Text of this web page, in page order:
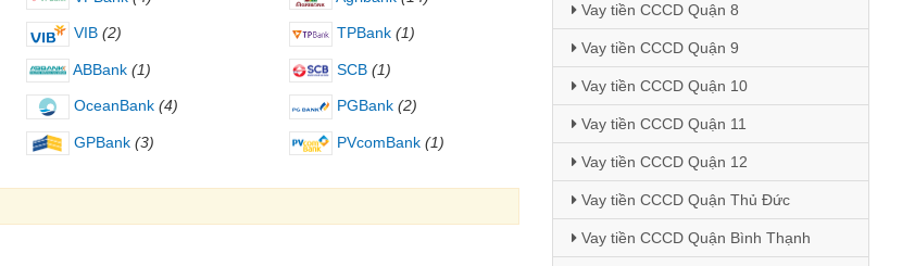
VIB (2) TPBank (1)
ABBank (1) SCB (1)
OceanBank (4) PGBank (2)
GPBank (3) PVcomBank (1)
Vay tiền CCCD Quận 8
Vay tiền CCCD Quận 9
Vay tiền CCCD Quận 10
Vay tiền CCCD Quận 11
Vay tiền CCCD Quận 12
Vay tiền CCCD Quận Thủ Đức
Vay tiền CCCD Quận Bình Thạnh